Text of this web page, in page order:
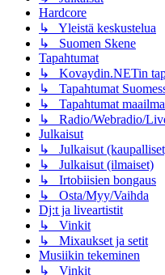
Hardcore
↳ Yleistä keskustelua
↳ Suomen Skene
Tapahtumat
↳ Kovaydin.NETin
↳ Tapahtumat
↳ Tapahtumat
↳ Radio/Webradio/
Julkaisut
↳ Julkaisut
↳ Julkaisut (ilmaiset)
↳ Irtobiisien bongaus
↳ Osta/Myy/Vaihda
Dj:t ja liveartistit
↳ Vinkit
↳ Mixaukset ja setit
Musiikin tekeminen
↳ Vinkit